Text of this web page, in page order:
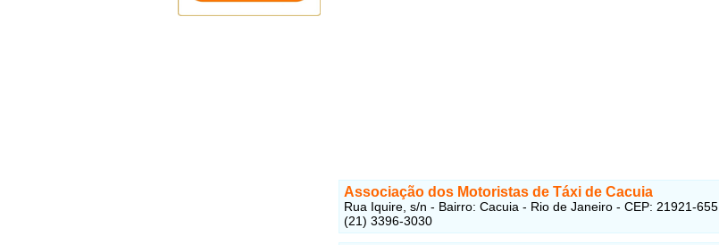
Associação dos Motoristas de Táxi de Cacuia
Rua Iquire, s/n - Bairro: Cacuia - Rio de Janeiro - CEP: 21921-655
(21) 3396-3030